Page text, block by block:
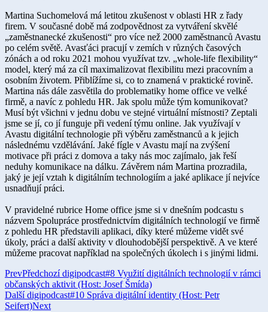
Martina Suchomelová má letitou zkušenost v oblasti HR z řady
firem. V současné době má zodpovědnost za vytváření skvělé
„zaměstnanecké zkušenosti“ pro více než 2000 zaměstnanců Avastu
po celém světě. Avasťáci pracují v zemích v různých časových
zónách a od roku 2021 mohou využívat tzv. „whole-life flexibility“
model, který má za cíl maximalizovat flexibilitu mezi pracovním a
osobním životem. Přiblížíme si, co to znamená v praktické rovině.
Martina nás dále zasvětila do problematiky home office ve velké
firmě, a navíc z pohledu HR. Jak spolu může tým komunikovat?
Musí být všichni v jednu dobu ve stejné virtuální místnosti? Zeptali
jsme se jí, co jí funguje při vedení týmu online. Jak využívají v
Avastu digitální technologie při výběru zaměstnanců a k jejich
následnému vzdělávání. Jaké fígle v Avastu mají na zvýšení
motivace při práci z domova a taky nás moc zajímalo, jak řeší
neduhy komunikace na dálku. Závěrem nám Martina prozradila,
jaký je její vztah k digitálním technologiím a jaké aplikace jí nejvíce
usnadňují práci.
V pravidelné rubrice Home office jsme si v dnešním podcastu s
názvem Spolupráce prostřednictvím digitálních technologií ve firmě
z pohledu HR představili aplikaci, díky které můžeme vidět své
úkoly, práci a další aktivity v dlouhodobější perspektivě. A ve které
můžeme pracovat například na společných úkolech i s jinými lidmi.
PrevPředchozí digipodcast#8 Využití digitálních technologií v rámci
občanských aktivit (Host: Josef Šmída)
Další digipodcast#10 Správa digitální identity (Host: Petr
Seifert)Next